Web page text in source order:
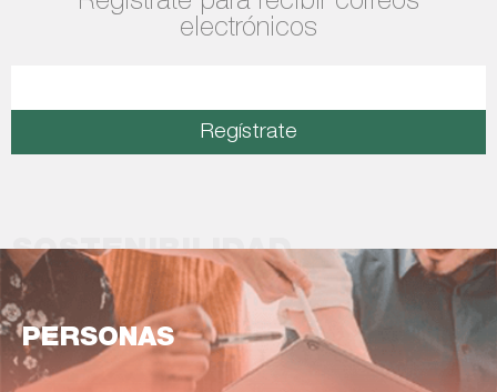
electrónicos
Regístrate
SOSTENIBILIDAD
PERSONAS